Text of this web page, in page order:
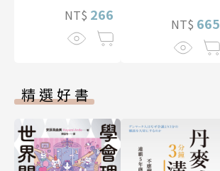
NT$ 266
NT$ 665
精選好書